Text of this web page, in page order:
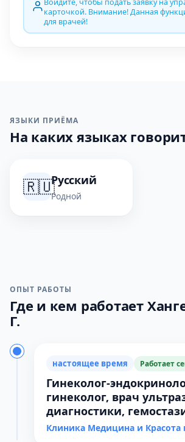
Войдите, чтобы подать заявку на
карточкой. Внимание! Данная
для врачей!
ЯЗЫКИ ПРИЁМА
На каких языках
🇷🇺Русский
Родной
ОПЫТ РАБОТЫ
Где и кем работает
Г.
настоящее время Работает
Гинеколог-
гинеколог, врач
диагностики,
Клиника Медицина и Красота